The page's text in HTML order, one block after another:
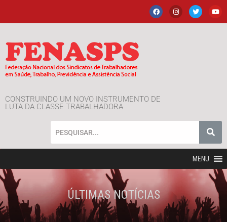
CONSTRUINDO UM NOVO INSTRUMENTO DE
LUTA DA CLASSE TRABALHADORA
MENU
ÚLTIMAS NOTÍCIAS